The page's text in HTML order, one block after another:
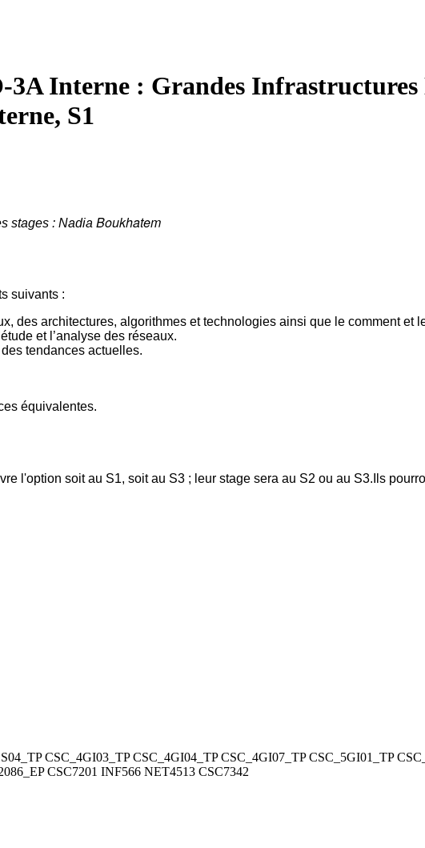
3A Interne : Grandes Infrastructures
S1
stages : Nadia Boukhatem
suivants :
des architectures, algorithmes et technologies ainsi que le comment et
et l’analyse des réseaux.
tendances actuelles.
équivalentes.
l'option soit au S1, soit au S3 ; leur stage sera au S2 ou au S3.Ils
CSC_4GI03_TP CSC_4GI04_TP CSC_4GI07_TP CSC_5GI01_TP
CSC7201 INF566 NET4513 CSC7342